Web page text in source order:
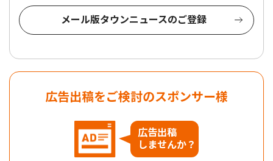
メール版タウンニュースのご登録
広告出稿をご検討のスポンサー様
広告出稿
しませんか？